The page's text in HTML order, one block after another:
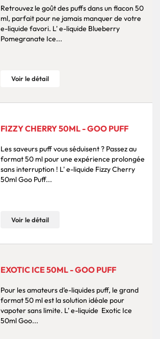
Retrouvez le goût des puffs dans un flacon 50
ml, parfait pour ne jamais manquer de votre
e-liquide favori. L' e-liquide Blueberry
Pomegranate Ice...
Voir le détail
FIZZY CHERRY 50ML - GOO PUFF
Les saveurs puff vous séduisent ? Passez au
format 50 ml pour une expérience prolongée
sans interruption ! L' e-liquide Fizzy Cherry
50ml Goo Puff...
Voir le détail
EXOTIC ICE 50ML - GOO PUFF
Pour les amateurs d’e-liquides puff, le grand
format 50 ml est la solution idéale pour
vapoter sans limite. L' e-liquide Exotic Ice
50ml Goo...